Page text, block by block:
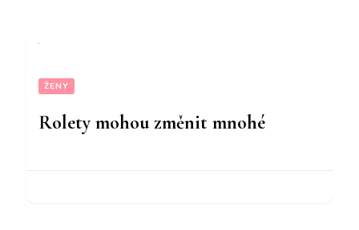
ŽENY
Rolety mohou změnit mnohé